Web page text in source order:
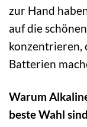
zur Hand
auf die
konzentrieren,
Batterien
Warum
beste Wahl sind